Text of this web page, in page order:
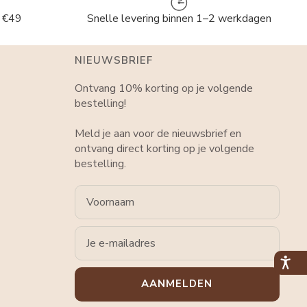
€49 Snelle levering binnen 1–2 werkdagen
NIEUWSBRIEF
Ontvang 10% korting op je volgende
bestelling!
Meld je aan voor de nieuwsbrief en
ontvang direct korting op je volgende
bestelling.
Voornaam
Email
AANMELDEN